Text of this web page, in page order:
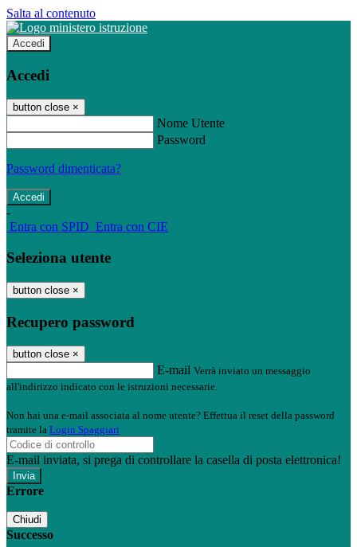
Salta al contenuto
Accedi
Accedi
button close ×
Nome Utente
Password
Password dimenticata?
-
Entra con SPID Entra con CIE
Seleziona utente
button close ×
Recupero password
button close ×
E-mail Verrà inviato un messaggio
all'indirizzo indicato con le istruzioni necessarie.
Non hai una e-mail associata al nome utente? Effettua il reset della password
tramite la Login Spaggiari
E-mail inviata, si prega di controllare la casella di posta elettronica!
Errore
Chiudi
Successo